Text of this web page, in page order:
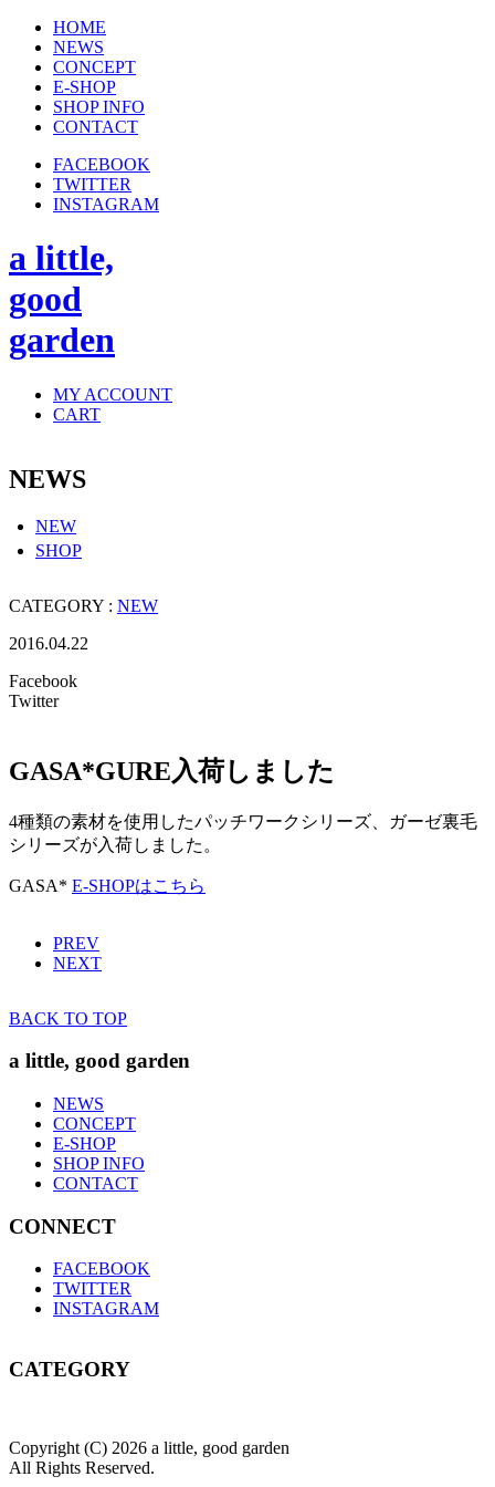
HOME
NEWS
CONCEPT
E-SHOP
SHOP INFO
CONTACT
FACEBOOK
TWITTER
INSTAGRAM
a little,
good
garden
MY ACCOUNT
CART
NEWS
NEW
SHOP
CATEGORY : NEW
2016.04.22
Facebook
Twitter
GASA*GURE入荷しました
4種類の素材を使用したパッチワークシリーズ、ガーゼ裏毛
シリーズが入荷しました。
GASA* E-SHOPはこちら
PREV
NEXT
BACK TO TOP
a little, good garden
NEWS
CONCEPT
E-SHOP
SHOP INFO
CONTACT
CONNECT
FACEBOOK
TWITTER
INSTAGRAM
CATEGORY
Copyright (C) 2026 a little, good garden
All Rights Reserved.